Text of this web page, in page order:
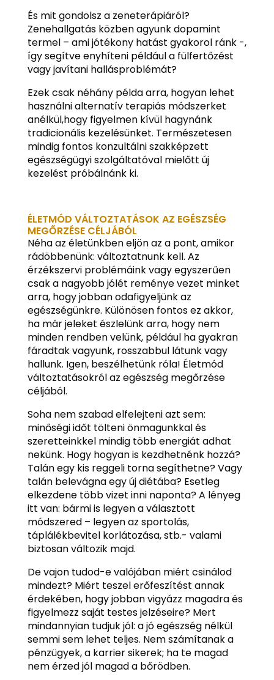
És mit gondolsz a zeneterápiáról?
Zenehallgatás közben agyunk dopamint
termel – ami jótékony hatást gyakorol ránk -,
így segítve enyhíteni például a fülfertőzést
vagy javítani hallásproblémát?
Ezek csak néhány példa arra, hogyan lehet
használni alternatív terapiás módszerket
anélkül,hogy figyelmen kívül hagynánk
tradicionális kezelésünket. Természetesen
mindig fontos konzultálni szakképzett
egészségügyi szolgáltatóval mielőtt új
kezelést próbálnánk ki.
ÉLETMÓD VÁLTOZTATÁSOK AZ EGÉSZSÉG
MEGŐRZÉSE CÉLJÁBÓL
Néha az életünkben eljön az a pont, amikor
rádöbbenünk: változtatnunk kell. Az
érzékszervi problémáink vagy egyszerűen
csak a nagyobb jólét reménye vezet minket
arra, hogy jobban odafigyeljünk az
egészségünkre. Különösen fontos ez akkor,
ha már jeleket észlelünk arra, hogy nem
minden rendben velünk, például ha gyakran
fáradtak vagyunk, rosszabbul látunk vagy
hallunk. Igen, beszélhetünk róla! Életmód
változtatásokról az egészség megőrzése
céljából.
Soha nem szabad elfelejteni azt sem:
minőségi időt tölteni önmagunkkal és
szeretteinkkel mindig több energiát adhat
nekünk. Hogy hogyan is kezdhetnénk hozzá?
Talán egy kis reggeli torna segíthetne? Vagy
talán belevágna egy új diétába? Esetleg
elkezdene több vizet inni naponta? A lényeg
itt van: bármi is legyen a választott
módszered – legyen az sportolás,
táplálékbevitel korlátozása, stb.- valami
biztosan változik majd.
De vajon tudod-e valójában miért csinálod
mindezt? Miért teszel erőfeszítést annak
érdekében, hogy jobban vigyázz magadra és
figyelmezz saját testes jelzéseire? Mert
mindannyian tudjuk jól: a jó egészség nélkül
semmi sem lehet teljes. Nem számítanak a
pénzügyek, a karrier sikerek; ha te magad
nem érzed jól magad a bőrödben.